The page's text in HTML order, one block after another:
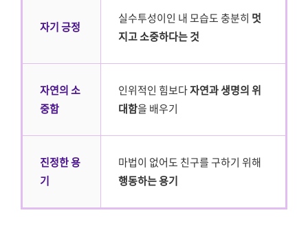
자기 긍정
실수투성이인 내 모습도 충분히 멋
지고 소중하다는 것
자연의 소
중함
인위적인 힘보다자연과 생명의 위
대함을 배우기
진정한 용
기
마법이 없어도 친구를 구하기 위해
행동하는 용기